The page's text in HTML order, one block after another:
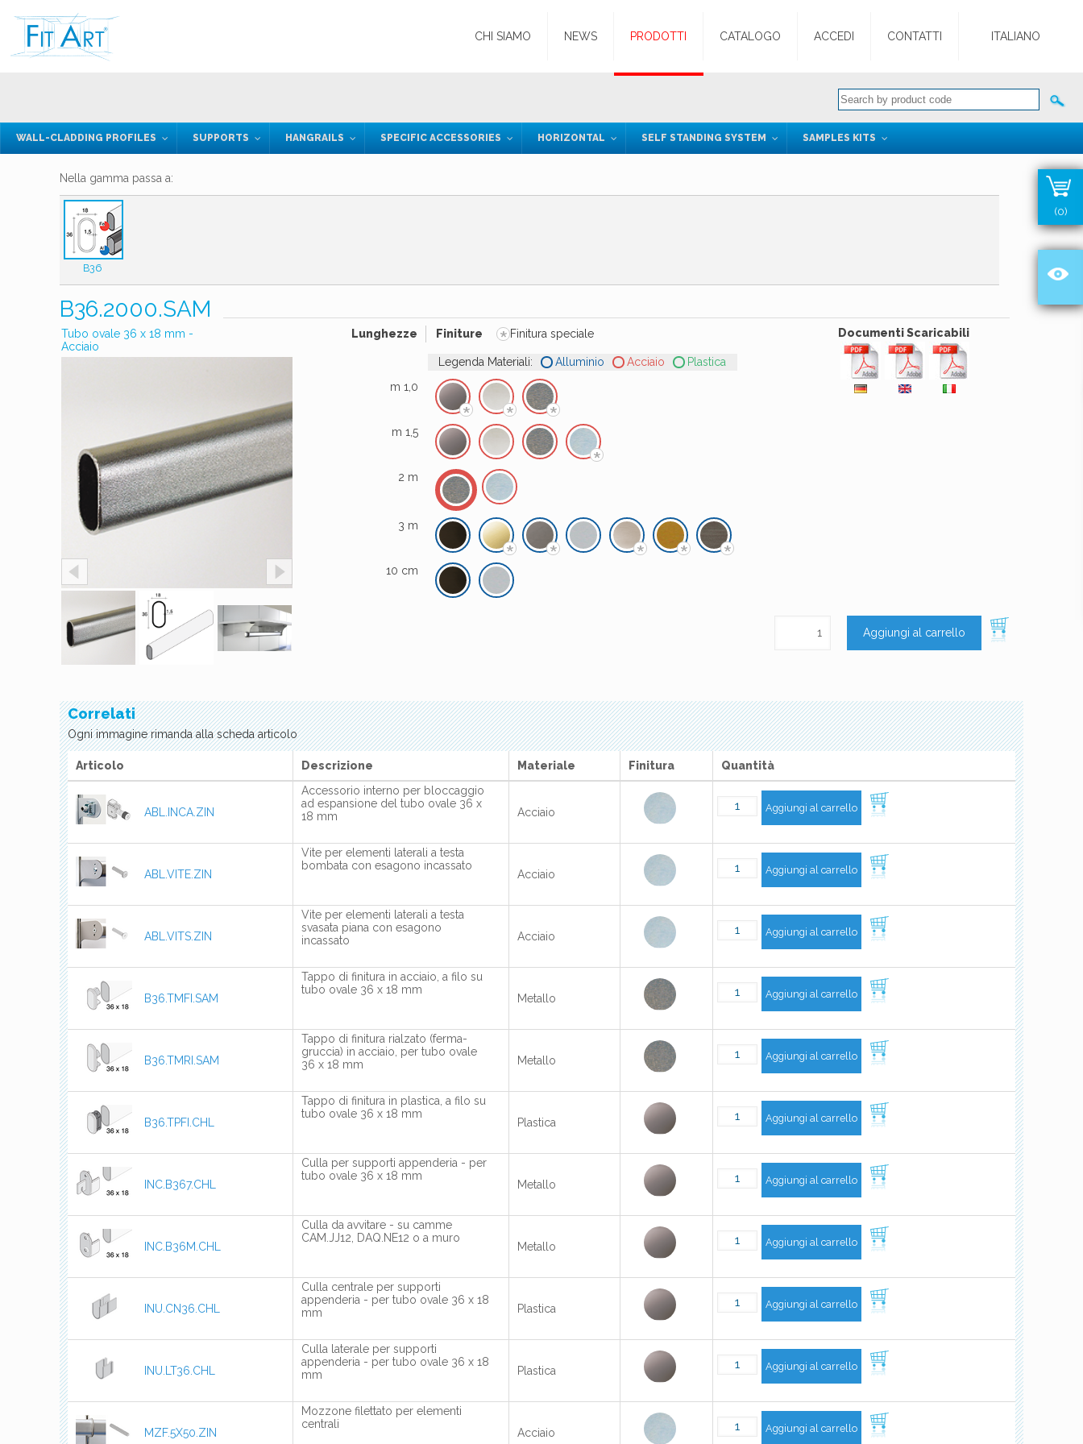
CHI SIAMO NEWS PRODOTTI CATALOGO ACCEDI CONTATTI ITALIANO
WALL-CLADDING PROFILES SUPPORTS HANGRAILS SPECIFIC ACCESSORIES HORIZONTAL SELF STANDING SYSTEM SAMPLES KITS
Nella gamma passa a:
B36
B36.2000.SAM
Tubo ovale 36 x 18 mm -
Acciaio
Lunghezze Finiture * Finitura speciale
Legenda Materiali: Alluminio Acciaio
Plastica
m 1,0
* * *
m 1,5
*
2 m
3 m
* * * * *
10 cm
Documenti Scaricabili
Aggiungi al carrello
Correlati
Ogni immagine rimanda alla scheda articolo
Articolo Descrizione Materiale Finitura Quantità
ABL.INCA.ZIN
Accessorio interno per bloccaggio
ad espansione del tubo ovale 36 x
18 mm
Acciaio Aggiungi al carrello
ABL.VITE.ZIN
Vite per elementi laterali a testa
bombata con esagono incassato
Acciaio Aggiungi al carrello
ABL.VITS.ZIN
Vite per elementi laterali a testa
svasata piana con esagono
incassato
Acciaio Aggiungi al carrello
B36.TMFI.SAM
Tappo di finitura in acciaio, a filo su
tubo ovale 36 x 18 mm
Metallo Aggiungi al carrello
B36.TMRI.SAM
Tappo di finitura rialzato (ferma-
gruccia) in acciaio, per tubo ovale
36 x 18 mm
Metallo Aggiungi al carrello
B36.TPFI.CHL
Tappo di finitura in plastica, a filo su
tubo ovale 36 x 18 mm
Plastica Aggiungi al carrello
INC.B367.CHL
Culla per supporti appenderia - per
tubo ovale 36 x 18 mm
Metallo Aggiungi al carrello
INC.B36M.CHL
Culla da avvitare - su camme
CAM.JJ12, DAQ.NE12 o a muro
Metallo Aggiungi al carrello
INU.CN36.CHL
Culla centrale per supporti
appenderia - per tubo ovale 36 x 18
mm
Plastica Aggiungi al carrello
INU.LT36.CHL
Culla laterale per supporti
appenderia - per tubo ovale 36 x 18
mm
Plastica Aggiungi al carrello
MZF.5X50.ZIN
Mozzone filettato per elementi
centrali
Acciaio Aggiungi al carrello
(0)